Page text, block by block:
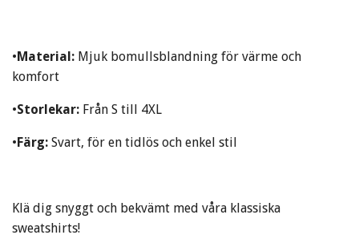
• Material: Mjuk bomullsblandning för värme och
komfort
•Storlekar: Från S till 4XL
• Färg: Svart, för en tidlös och enkel stil
Klä dig snyggt och bekvämt med våra klassiska
sweatshirts!